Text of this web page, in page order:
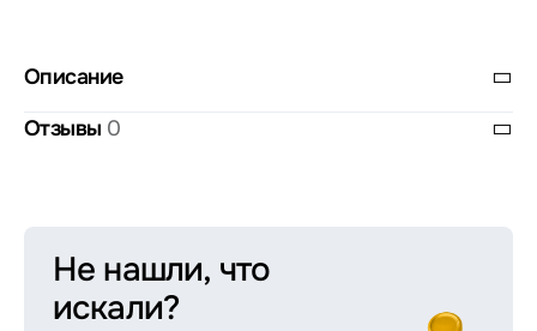
Описание
Отзывы 0
Не нашли, что
искали?